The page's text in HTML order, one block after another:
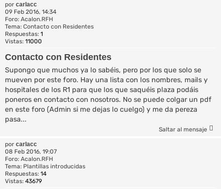
por carlacc
09 Feb 2016, 14:34
Foro: Acalon.RFH
Tema: Contacto con Residentes
Respuestas: 1
Vistas: 11000
Contacto con Residentes
Supongo que muchos ya lo sabéis, pero por los que solo se
mueven por este foro. Hay una lista con los nombres, mails y
hospitales de los R1 para que los que saquéis plaza podáis
poneros en contacto con nosotros. No se puede colgar un pdf
en este foro (Admin si me dejas lo cuelgo) y me da pereza
pasa...
Saltar al mensaje
por carlacc
08 Feb 2016, 19:07
Foro: Acalon.RFH
Tema: Plantillas introducidas
Respuestas: 14
Vistas: 43679